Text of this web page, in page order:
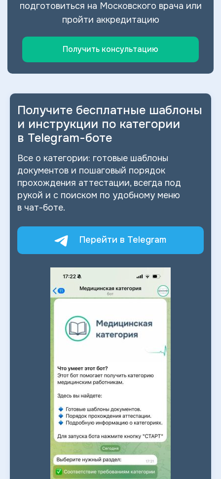
подготовиться на Московского врача или
пройти аккредитацию
Получить консультацию
Получите бесплатные шаблоны
и инструкции по категории
в Telegram-боте
Все о категории: готовые шаблоны
документов и пошаговый порядок
прохождения аттестации, всегда под
рукой и с поиском по удобному меню
в чат-боте.
Перейти в Telegram